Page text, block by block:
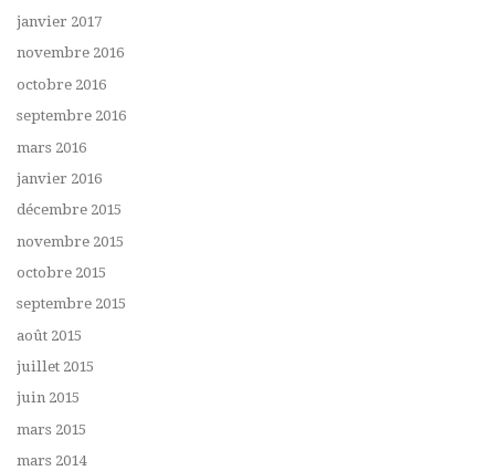
janvier 2017
novembre 2016
octobre 2016
septembre 2016
mars 2016
janvier 2016
décembre 2015
novembre 2015
octobre 2015
septembre 2015
août 2015
juillet 2015
juin 2015
mars 2015
mars 2014